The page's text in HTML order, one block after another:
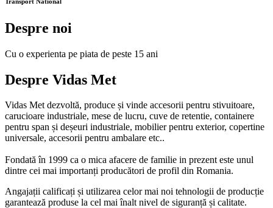
Despre noi
Cu o experienta pe piata de peste 15 ani
Despre Vidas Met
Vidas Met dezvoltă, produce și vinde accesorii pentru stivuitoare,
carucioare industriale, mese de lucru, cuve de retentie, containere
pentru span și deșeuri industriale, mobilier pentru exterior, copertine
universale, accesorii pentru ambalare etc..
Fondată în 1999 ca o mica afacere de familie in prezent este unul
dintre cei mai importanți producători de profil din Romania.
Angajații calificați și utilizarea celor mai noi tehnologii de producție
garantează produse la cel mai înalt nivel de siguranță și calitate.